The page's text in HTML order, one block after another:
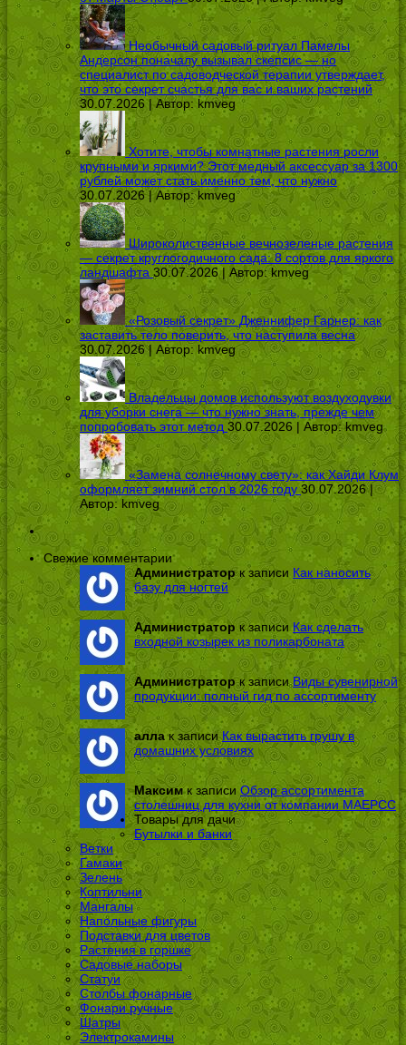
Необычный садовый ритуал Памелы
Андерсон поначалу вызывал скепсис — но
специалист по садоводческой терапии утверждает,
что это секрет счастья для вас и ваших растений
30.07.2026 | Автор: kmveg
Хотите, чтобы комнатные растения росли
крупными и яркими? Этот медный аксессуар за 1300
рублей может стать именно тем, что нужно
30.07.2026 | Автор:kmveg
Широколиственные вечнозеленые растения
— секрет круглогодичного сада: 8 сортов для яркого
ландшафта 30.07.2026 | Автор:kmveg
«Розовый секрет» Дженнифер Гарнер: как
заставить тело поверить, что наступила весна
30.07.2026 | Автор: kmveg
Владельцы домов используют воздуходувки
для уборки снега — что нужно знать, прежде чем
попробовать этот метод 30.07.2026 | Автор:kmveg
«Замена солнечному свету»: как Хайди Клум
оформляет зимний стол в 2026 году 30.07.2026 |
Автор: kmveg
Свежие комментарии
Администраторк записи Как наносить
базу для ногтей
Администратор к записиКак сделать
входной козырек из поликарбоната
Администраторк записиВиды сувенирной
продукции: полный гид по ассортименту
аллак записиКак вырастить грушу в
домашних условиях
Максимк записи Обзор ассортимента
столешниц для кухни от компании МАЕРСС
Товары для дачи
Бутылки и банки
Ветки
Гамаки
Зелень
Коптильни
Мангалы
Напольные фигуры
Подставки для цветов
Растения в горшке
Садовые наборы
Статуи
Столбы фонарные
Фонари ручные
Шатры
Электрокамины